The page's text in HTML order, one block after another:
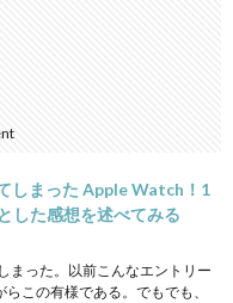
しまった Apple Watch！1
した感想を述べてみる
まった。以前こんなエントリー
この有様である。でもでも、